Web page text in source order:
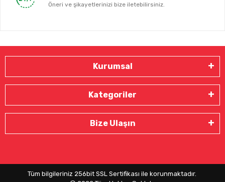
Öneri ve şikayetlerinizi bize iletebilirsiniz.
Kurumsal
Kategoriler
Bize Ulaşın
Tüm bilgileriniz 256bit SSL Sertifikası ile korunmaktadır.